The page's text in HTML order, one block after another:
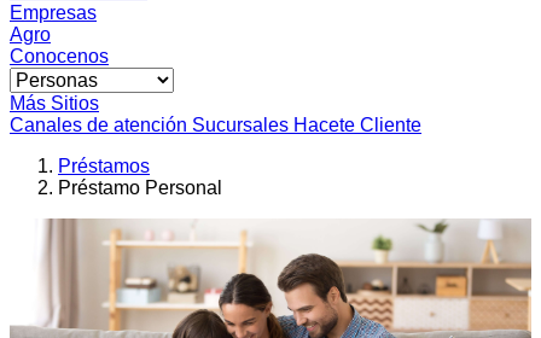
Empresas
Agro
Conocenos
Más Sitios
Canales de atención Sucursales Hacete Cliente
Préstamos
Préstamo Personal